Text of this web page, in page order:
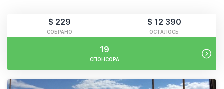
$ 229
СОБРАНО
$ 12 390
ОСТАЛОСЬ
19
СПОНСОРА